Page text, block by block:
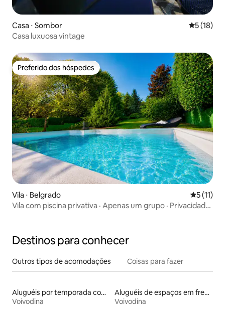
Casa ⋅ Sombor 5 de uma
5 (18)
Casa luxuosa vintage
Preferido dos hóspedes
Preferido dos hóspedes
Vila ⋅ Belgrado 5 de uma
5 (11)
Vila com piscina privativa · Apenas um grupo · Privacidade
Destinos para conhecer
Outros tipos de acomodações Coisas para fazer
Aluguéis por temporada com acesso à praia
Voivodina
Aluguéis de espaços em frente à praia
Voivodina